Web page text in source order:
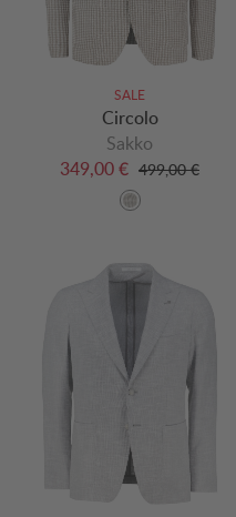
SALE
Circolo
Sakko
349,00 € 499,00 €